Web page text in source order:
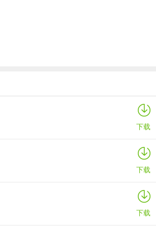
行消费操作，防止他人未经授权使用你的账户
鲁商生活操作方便，你随时打开手机就能轻松
节出问题，尽情享受购物乐趣。
下载
下载
下载